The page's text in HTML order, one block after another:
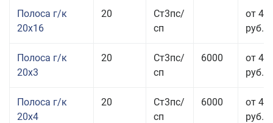
Полоса г/к
20x16
20
Ст3пс/
сп
от 48
руб.
Полоса г/к
20x3
20
Ст3пс/
сп
6000
от 47
руб.
Полоса г/к
20x4
20
Ст3пс/
сп
6000
от 44
руб.